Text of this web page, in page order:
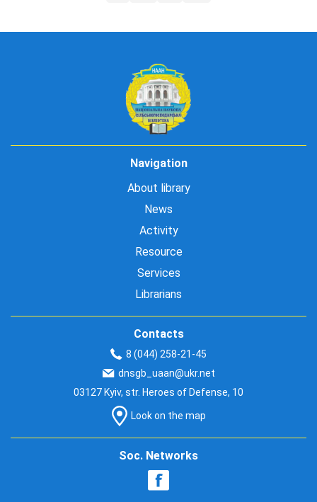
Navigation
About library
News
Activity
Resource
Services
Librarians
Contacts
8 (044) 258-21-45
dnsgb_uaan@ukr.net
03127 Kyiv, str. Heroes of Defense, 10
Look on the map
Soc. Networks